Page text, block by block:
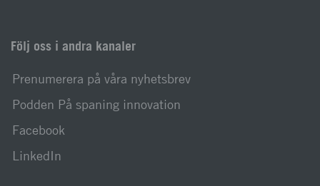
Följ oss i andra kanaler
Prenumerera på våra nyhetsbrev
Podden På spaning innovation
Facebook
LinkedIn